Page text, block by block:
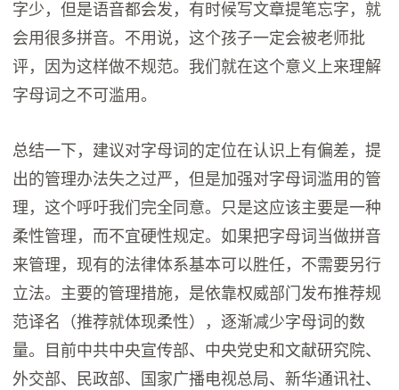
字少，但是语音都会发，有时候写文章提笔忘字，就
会用很多拼音。不用说，这个孩子一定会被老师批
评，因为这样做不规范。我们就在这个意义上来理解
字母词之不可滥用。
总结一下，建议对字母词的定位在认识上有偏差，提
出的管理办法失之过严，但是加强对字母词滥用的管
理，这个呼吁我们完全同意。只是这应该主要是一种
柔性管理，而不宜硬性规定。如果把字母词当做拼音
来管理，现有的法律体系基本可以胜任，不需要另行
立法。主要的管理措施，是依靠权威部门发布推荐规
范译名（推荐就体现柔性），逐渐减少字母词的数
量。目前中共中央宣传部、中央党史和文献研究院、
外交部、民政部、国家广播电视总局、新华通讯社、